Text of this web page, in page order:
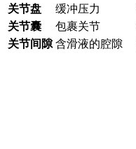
关节盘
缓冲压力
关节囊
包裹关节
关节间隙 含滑液的腔隙